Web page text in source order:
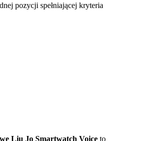
pozycji spełniającej kryteria
Liu Jo Smartwatch Voice to